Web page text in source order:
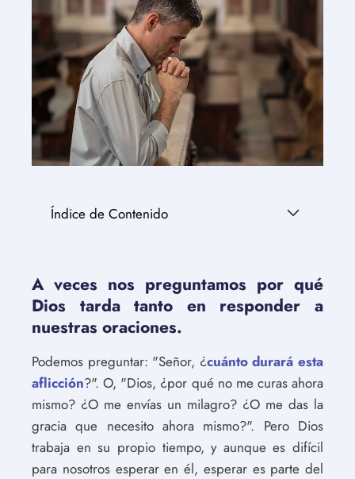
Índice de Contenido
A veces nos preguntamos por qué
Dios tarda tanto en responder a
nuestras oraciones.
Podemos preguntar: "Señor, ¿cuánto durará esta
aflicción?". O, "Dios, ¿por qué no me curas ahora
mismo? ¿O me envías un milagro? ¿O me das la
gracia que necesito ahora mismo?". Pero Dios
trabaja en su propio tiempo, y aunque es difícil
para nosotros esperar en él, esperar es parte del